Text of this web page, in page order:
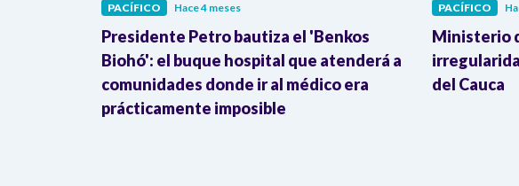
PACÍFICO Hace 4 meses
Presidente Petro bautiza el 'Benkos
Biohó': el buque hospital que atenderá a
comunidades donde ir al médico era
prácticamente imposible
PACÍFICO
Ministerio
del Cauca